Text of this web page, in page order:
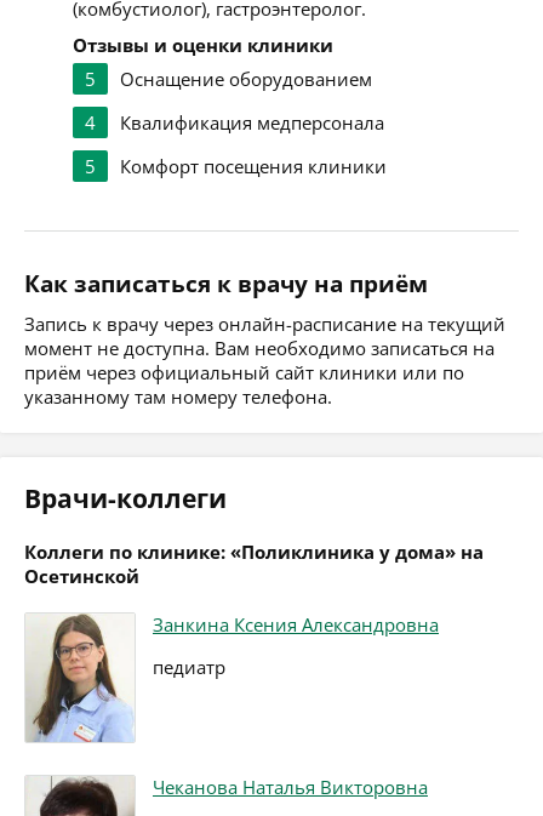
(комбустиолог), гастроэнтеролог.
Отзывы и оценки клиники
5
Оснащение оборудованием
4
Квалификация медперсонала
5
Комфорт посещения клиники
Как записаться к врачу на приём
Запись к врачу через онлайн-расписание на текущий
момент не доступна. Вам необходимо записаться на
приём через официальный сайт клиники или по
указанному там номеру телефона.
Врачи-коллеги
Коллеги по клинике: «Поликлиника у дома» на
Осетинской
Занкина Ксения Александровна
педиатр
Чеканова Наталья Викторовна